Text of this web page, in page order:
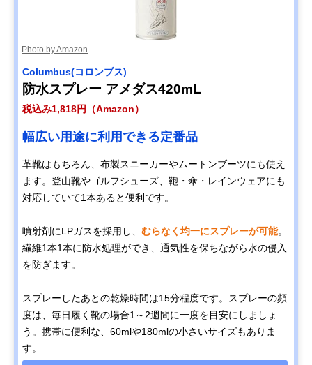
Photo by Amazon
Columbus(コロンブス)
防水スプレー アメダス420mL
税込み1,818円（Amazon）
幅広い用途に利用できる定番品
革靴はもちろん、布製スニーカーやムートンブーツにも使え
ます。登山靴やゴルフシューズ、鞄・傘・レインウェアにも
対応していて1本あると便利です。
噴射剤にLPガスを採用し、 むらなく均一にスプレーが可能。
繊維1本1本に防水処理ができ、通気性を保ちながら水の侵入
を防ぎます。
スプレーしたあとの乾燥時間は15分程度です。スプレーの頻
度は、毎日履く靴の場合1～2週間に一度を目安にしましょ
う。携帯に便利な、60mlや180mlの小さいサイズもありま
す。